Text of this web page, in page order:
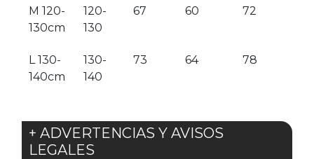
M 120-
130cm
120-
130
67 60 72
L 130-
140cm
130-
140
73 64 78
+ ADVERTENCIAS Y AVISOS
LEGALES